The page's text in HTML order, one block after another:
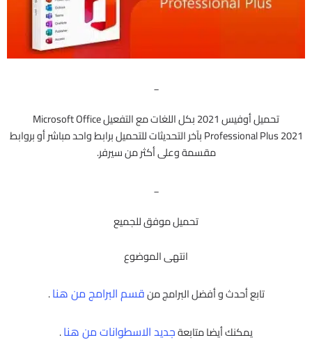
_
تحميل أوفيس 2021 بكل اللغات مع التفعيل Microsoft Office
Professional Plus 2021 بآخر التحديثات للتحميل برابط واحد مباشر أو بروابط
مقسمة وعلى أكثر من سيرفر.
_
تحميل موفق للجميع
انتهى الموضوع
تابع أحدث و أفضل البرامج منقسم البرامج من هنا.
يمكنك أيضا متابعةجديد الاسطوانات من هنا.